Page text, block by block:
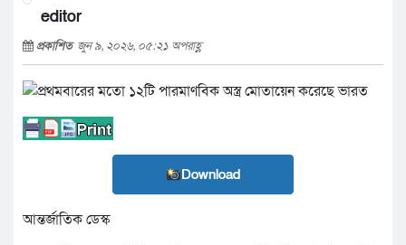
editor
প্রকাশিত জুন ৯, ২০২৬, ০৫:২১ অপরাহ্ণ
Download
আন্তর্জাতিক ডেস্ক